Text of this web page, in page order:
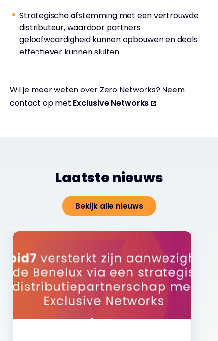
Strategische afstemming met een vertrouwde
distributeur, waardoor partners
geloofwaardigheid kunnen opbouwen en deals
effectiever kunnen sluiten.
Wil je meer weten over Zero Networks? Neem
contact op met Exclusive Networks
Laatste nieuws
Bekijk alle nieuws